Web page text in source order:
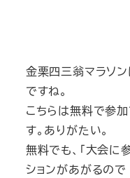
金栗四三翁マラソン
ですね。
こちらは無料で参
す。ありがたい。
無料でも、「大会に
ションがあがるので